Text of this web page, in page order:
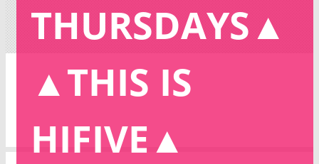
THURSDAYS▲
▲THIS IS
HIFIVE▲